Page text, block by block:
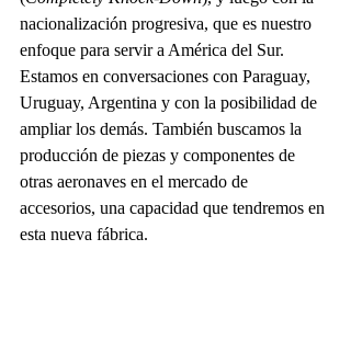
nacionalización progresiva, que es nuestro
enfoque para servir a América del Sur.
Estamos en conversaciones con Paraguay,
Uruguay, Argentina y con la posibilidad de
ampliar los demás. También buscamos la
producción de piezas y componentes de
otras aeronaves en el mercado de
accesorios, una capacidad que tendremos en
esta nueva fábrica.